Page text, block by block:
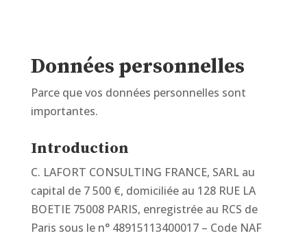
Données personnelles
Parce que vos données personnelles sont
importantes.
Introduction
C. LAFORT CONSULTING FRANCE, SARL au
capital de 7 500 €, domiciliée au 128 RUE LA
BOETIE 75008 PARIS, enregistrée au RCS de
Paris sous le n° 48915113400017 – Code NAF